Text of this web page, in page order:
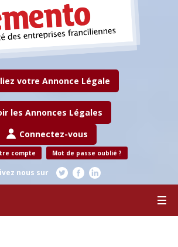
votre Annonce Légale
les Annonces Légales
Connectez-vous
compte Mot de passe oublié ?
nous sur